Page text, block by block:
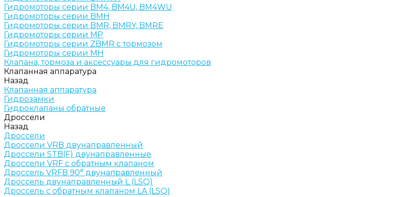
Гидромоторы серии BМ4, BM4U, BМ4WU
Гидромоторы серии BМH
Гидромоторы серии BМR, BMRY, BМRE
Гидромоторы серии MP
Гидромоторы серии ZBMR с тормозом
Гидромоторы серии МH
Клапана, тормоза и аксессуары для гидромоторов
Клапанная аппаратура
Назад
Клапанная аппаратура
Гидрозамки
Гидроклапаны обратные
Дроссели
Назад
Дроссели
Дроссели VRB двунаправленный
Дроссели STB(F) двунаправленные
Дроссели VRF с обратным клапаном
Дроссель VRFB 90° двунаправленный
Дроссель двунаправленный L (LSQ)
Дроссель с обратным клапаном LA (LSQ)